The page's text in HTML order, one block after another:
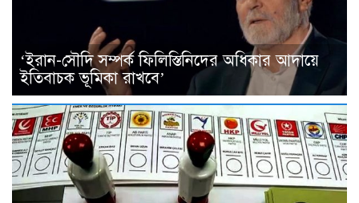
‘ইরান-সৌদি সম্পর্ক ফিলিস্তিনিদের অধিকার আদায়ে
ইতিবাচক ভূমিকা রাখবে’